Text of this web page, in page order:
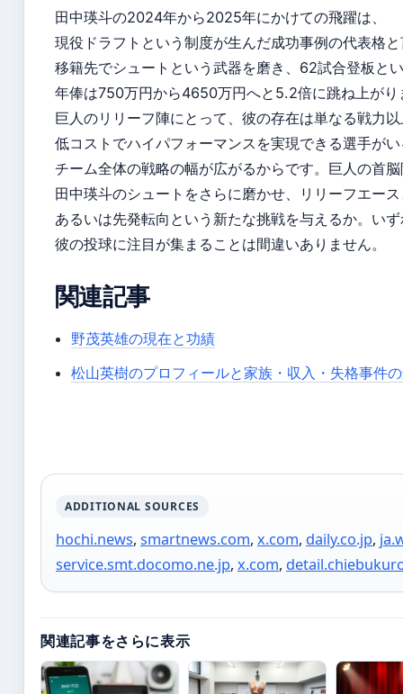
田中瑛斗の2024年から2025年にかけての飛躍は、
現役ドラフトという制度が生んだ成功事例の代表格
移籍先でシュートという武器を磨き、62試合登板と
年俸は750万円から4650万円へと5.2倍に跳ね上がり
巨人のリリーフ陣にとって、彼の存在は単なる戦力
低コストでハイパフォーマンスを実現できる選手が
チーム全体の戦略の幅が広がるからです。巨人の首
田中瑛斗のシュートをさらに磨かせ、リリーフエー
あるいは先発転向という新たな挑戦を与えるか。い
彼の投球に注目が集まることは間違いありません。
関連記事
野茂英雄の現在と功績
松山英樹のプロフィールと家族・収入・失格事件
ADDITIONAL SOURCES
hochi.news, smartnews.com, x.com, daily.co.jp,
service.smt.docomo.ne.jp, x.com,
関連記事をさらに表示